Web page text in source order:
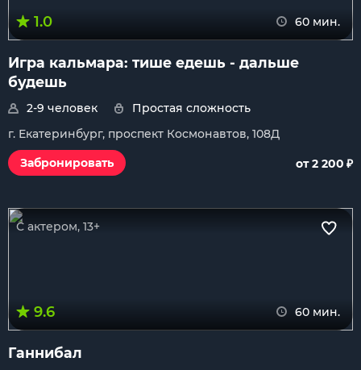
1.0 60 мин.
Игра кальмара: тише едешь - дальше
будешь
2-9 человек
Простая сложность
г. Екатеринбург, проспект Космонавтов, 108Д
Забронировать
от 2 200 ₽
С актером, 13+
9.6 60 мин.
Ганнибал